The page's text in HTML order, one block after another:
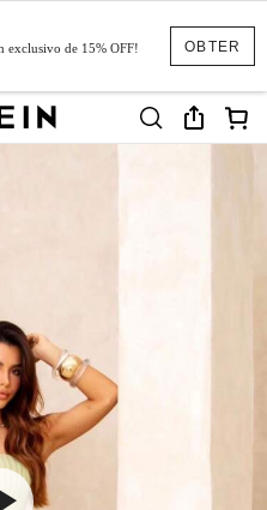
OBTER
exclusivo de 15% OFF!